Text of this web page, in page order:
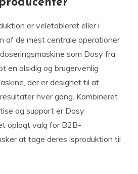
er veletableret eller i
af de mest centrale operationer
som Dosy fra
en alsidig og brugervenlig
der er designet til at
hver gang. Kombineret
og support er Dosy
oplagt valg for B2B-
at tage deres isproduktion til